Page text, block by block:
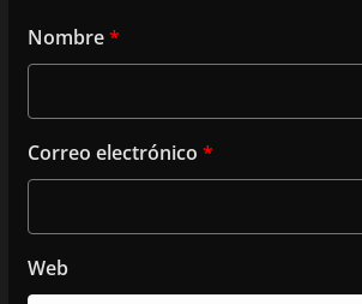
Nombre*
Correo electrónico *
Web